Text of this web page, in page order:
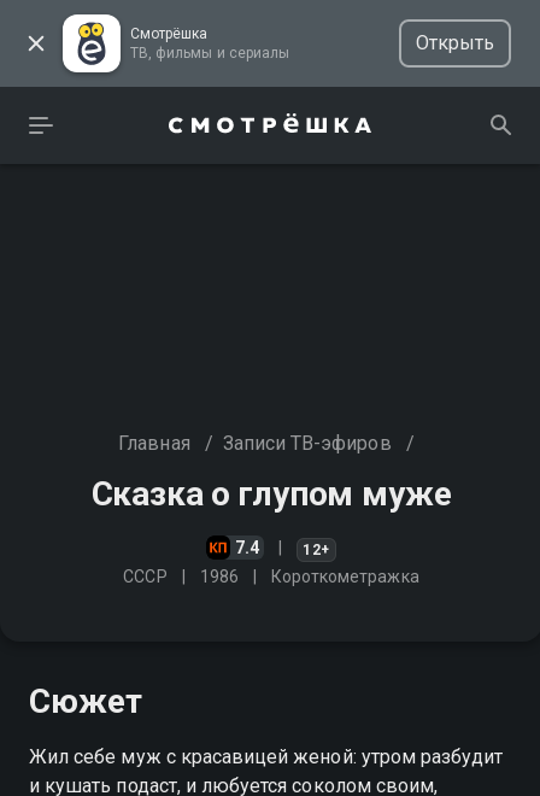
Смотрёшка
ТВ, фильмы и сериалы
Открыть
Главная / Записи ТВ-эфиров /
Сказка о глупом муже
7.4 12+
СССР 1986 Короткометражка
Сюжет
Жил себе муж с красавицей женой: утром разбудит
и кушать подаст, и любуется соколом своим,